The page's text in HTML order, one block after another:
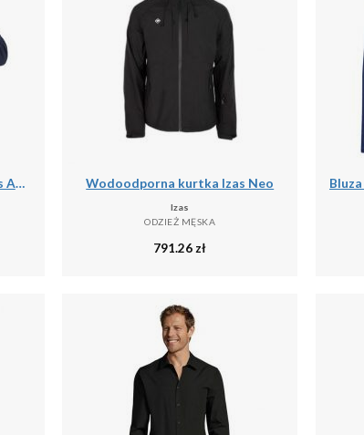
Bluza z kapturem męskie Vans Athletic Wodoodporna kurtka Izas Neo
Izas
ODZIEŻ MĘSKA
791.26zł